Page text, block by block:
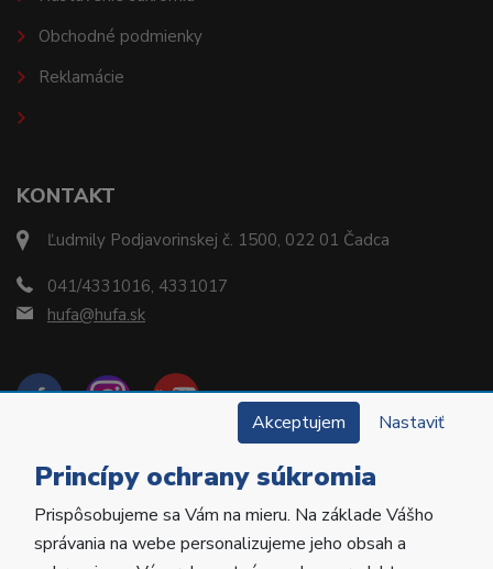
KONTAKT
Ľudmily Podjavorinskej č. 1500, 022 01 Čadca
041/4331016, 4331017
hufa@hufa.sk
Obchodné podmienky
Reklamácie
Copyright © 2022 Hu-Fa Dental a.s. Všetky práva
vyhradené.
Akceptujem Nastaviť
Princípy ochrany súkromia
Prispôsobujeme sa Vám na mieru. Na základe Vášho
správania na webe personalizujeme jeho obsah a